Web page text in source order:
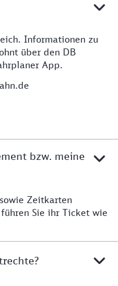
Informationen zu
über den DB
App.
bzw. meine
Zeitkarten
Sie ihr Ticket wie